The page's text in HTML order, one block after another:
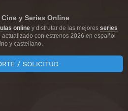
y Series Online
onliney disfrutar de las mejores series
con estrenos 2026 en español
y castellano.
/ SOLICITUD